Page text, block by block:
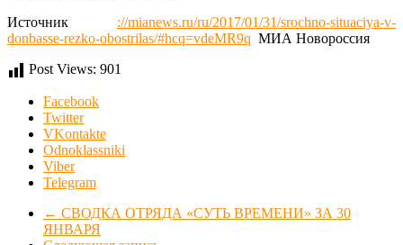
Источник ://mianews.ru/ru/2017/01/31/srochno-situaciya-v-
donbasse-rezko-obostrilas/#hcq=vdeMR9q МИА Новороссия
Post Views: 901
Facebook
Twitter
VKontakte
Odnoklassniki
Viber
Telegram
← СВОДКА ОТРЯДА «СУТЬ ВРЕМЕНИ» ЗА 30
ЯНВАРЯ